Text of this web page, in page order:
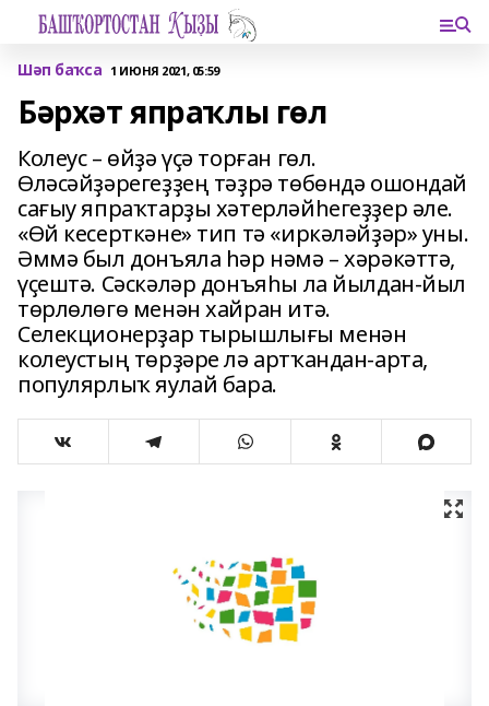
Шәп баҡса 1 ИЮНЯ 2021, 05:59
Бәрхәт япраҡлы гөл
Колеус – өйҙә үҫә торған гөл.
Өләсәйҙәрегеҙҙең тәҙрә төбөндә ошондай
сағыу япраҡтарҙы хәтерләйһегеҙҙер әле.
«Өй кесерткәне» тип тә «иркәләйҙәр» уны.
Әммә был донъяла һәр нәмә – хәрәкәттә,
үҫештә. Сәскәләр донъяһы ла йылдан-йыл
төрлөлөгө менән хайран итә.
Селекционерҙар тырышлығы менән
колеустың төрҙәре лә артҡандан-арта,
популярлыҡ яулай бара.